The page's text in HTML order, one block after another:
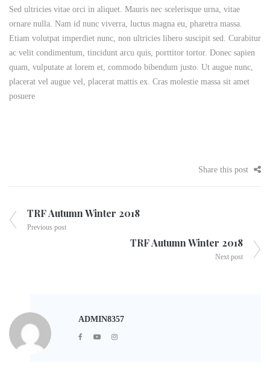
Sed ultricies vitae orci in aliquet. Mauris nec scelerisque urna, vitae
ornare nulla. Nam id nunc viverra, luctus magna eu, pharetra massa.
Etiam volutpat imperdiet nunc, non ultricies libero suscipit sed. Curabitur
ac velit condimentum, tincidunt arcu quis, porttitor tortor. Donec sapien
quam, vulputate at lorem et, commodo bibendum justo. Ut augue nunc,
placerat vel augue vel, placerat mattis ex. Cras molestie massa sit amet
posuere
Share this post
TRF Autumn Winter 2018
Previous post
TRF Autumn Winter 2018
Next post
ADMIN8357